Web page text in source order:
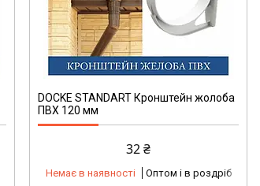
DOCKE STANDART Кронштейн жолоба
ПВХ 120 мм
32 ₴
Немає в наявності
Оптом і в роздріб